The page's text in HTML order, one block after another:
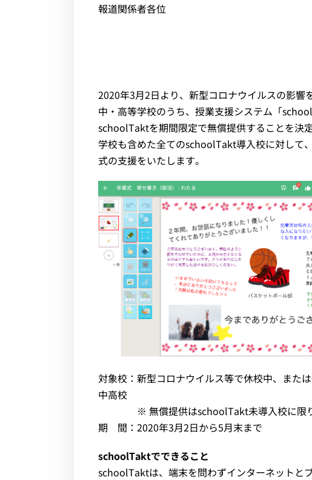
報道関係者各位
2020年3月2日より、新型コロナウイルスの影響
中・高等学校のうち、授業支援システム「
schoolTaktを期間限定で無償提供することを決
学校も含めた全てのschoolTakt導入校に対して
式の支援をいたします。
対象校：新型コロナウイルス等で休校中、また
中高校
※ 無償提供はschoolTakt未導入校に限り
期 間：2020年3月2日から5月末まで
schoolTaktでできること
schoolTaktは、端末を問わずインターネットと